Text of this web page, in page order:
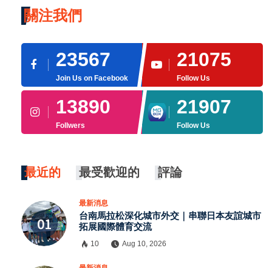
關注我們
23567
Join Us on Facebook
21075
Follow Us
13890
Follwers
21907
Follow Us
最近的 最受歡迎的 評論
最新消息
台南馬拉松深化城市外交｜串聯日本友誼城市
拓展國際體育交流
10 Aug 10, 2026